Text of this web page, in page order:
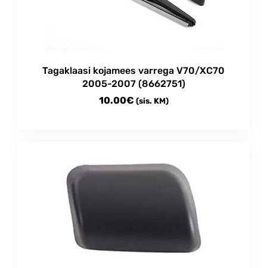
Tagaklaasi kojamees varrega V70/XC70
2005-2007 (8662751)
10.00€ (sis. KM)